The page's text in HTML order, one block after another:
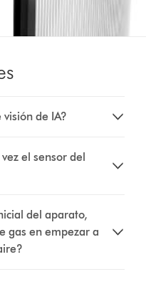
de IA?
el sensor del
del aparato,
gas en empezar a